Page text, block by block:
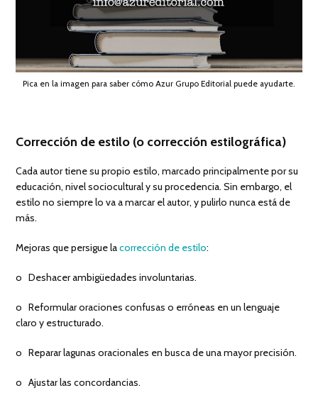
Pica en la imagen para saber cómo Azur Grupo Editorial puede ayudarte.
Corrección de estilo (o corrección estilográfica)
Cada autor tiene su propio estilo, marcado principalmente por su
educación, nivel sociocultural y su procedencia. Sin embargo, el
estilo no siempre lo va a marcar el autor, y pulirlo nunca está de
más.
Mejoras que persigue lacorrección de estilo:
o Deshacer ambigüedades involuntarias.
o Reformular oraciones confusas o erróneas en un lenguaje
claro y estructurado.
o Reparar lagunas oracionales en busca de una mayor precisión.
o Ajustar las concordancias.